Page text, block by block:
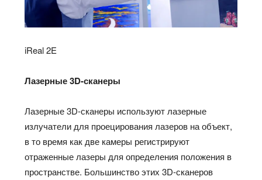
iReal 2E
Лазерные 3D-сканеры
Лазерные 3D-сканеры используют лазерные
излучатели для проецирования лазеров на объект,
в то время как две камеры регистрируют
отраженные лазеры для определения положения в
пространстве. Большинство этих 3D-сканеров